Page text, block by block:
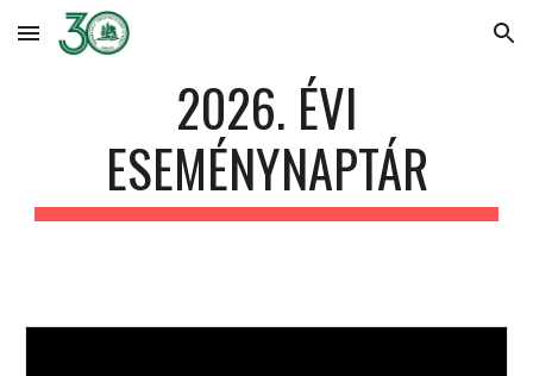
Skip to main content Skip to navigation
2026. ÉVI
ESEMÉNYNAPTÁR